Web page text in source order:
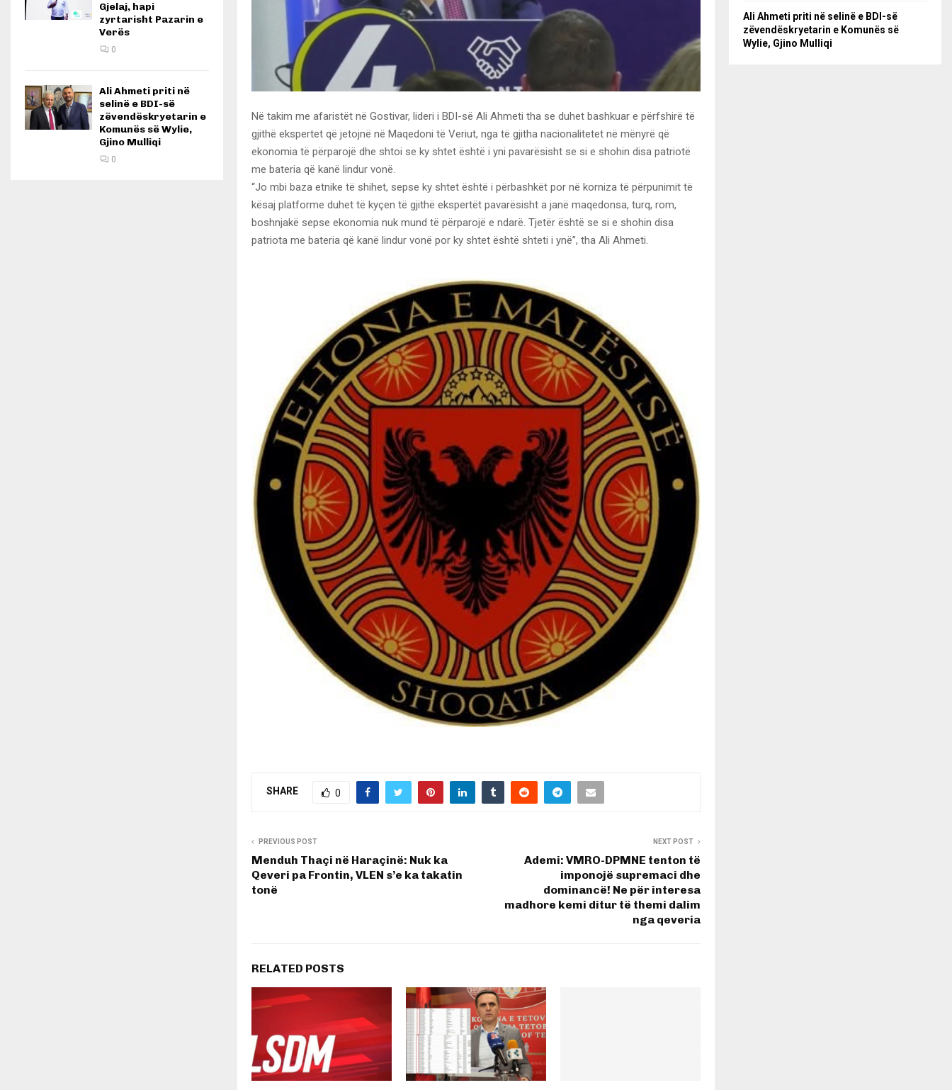
Në takim me afaristët në Gostivar, lideri i BDI-së Ali Ahmeti tha se duhet bashkuar e përfshirë të
gjithë ekspertet që jetojnë në Maqedoni të Veriut, nga të gjitha nacionalitetet në mënyrë që
ekonomia të përparojë dhe shtoi se ky shtet është i yni pavarësisht se si e shohin disa patriotë
me bateria që kanë lindur vonë.
“Jo mbi baza etnike të shihet, sepse ky shtet është i përbashkët por në korniza të përpunimit të
kësaj platforme duhet të kyçen të gjithë ekspertët pavarësisht a janë maqedonsa, turq, rom,
boshnjakë sepse ekonomia nuk mund të përparojë e ndarë. Tjetër është se si e shohin disa
patriota me bateria që kanë lindur vonë por ky shtet është shteti i ynë”, tha Ali Ahmeti.
SHARE 0
PREVIOUS POST
Menduh Thaçi në Haraçinë: Nuk ka
Qeveri pa Frontin, VLEN s’e ka takatin
tonë
NEXT POST
Ademi: VMRO-DPMNE tenton të
imponojë supremaci dhe
dominancë! Ne për interesa
madhore kemi ditur të themi dalim
nga qeveria
RELATED POSTS
Gjelaj, hapi
zyrtarisht Pazarin e
Verës
0
Ali Ahmeti priti në
selinë e BDI-së
zëvendëskryetarin e
Komunës së Wylie,
Gjino Mulliqi
0
Ali Ahmeti priti në selinë e BDI-së
zëvendëskryetarin e Komunës së
Wylie, Gjino Mulliqi